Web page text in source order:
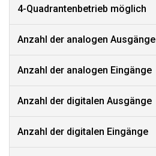
4-Quadrantenbetrieb möglich
Anzahl der analogen Ausgänge
Anzahl der analogen Eingänge
Anzahl der digitalen Ausgänge
Anzahl der digitalen Eingänge